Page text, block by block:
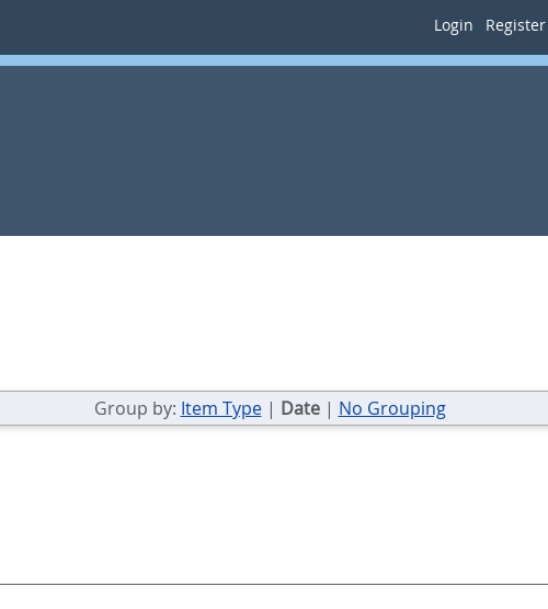
Login Register
Group by: Item Type| Date| No Grouping